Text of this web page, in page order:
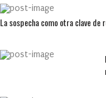
La sospecha como otra clave de